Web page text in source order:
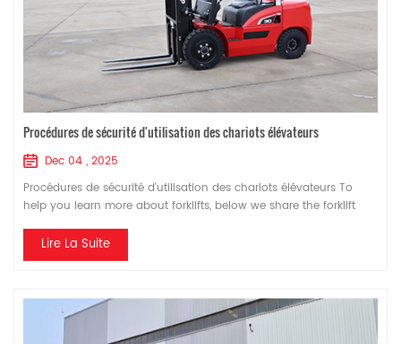
Procédures de sécurité d'utilisation des chariots élévateurs
Dec 04 , 2025
Procédures de sécurité d'utilisation des chariots élévateurs To
help you learn more about forklifts, below we share the forklift
Inspection 1. Before operating the forklift, inspect its appearance
and add fuel, lubricating oil, and coolant. 2. Check the starting,
audi...
Lire La Suite